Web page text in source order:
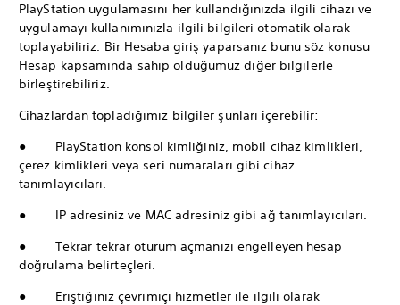
PlayStation uygulamasını her kullandığınızda ilgili cihazı ve
uygulamayı kullanımınızla ilgili bilgileri otomatik olarak
toplayabiliriz. Bir Hesaba giriş yaparsanız bunu söz konusu
Hesap kapsamında sahip olduğumuz diğer bilgilerle
birleştirebiliriz.
Cihazlardan topladığımız bilgiler şunları içerebilir:
● PlayStation konsol kimliğiniz, mobil cihaz kimlikleri,
çerez kimlikleri veya seri numaraları gibi cihaz
tanımlayıcıları.
● IP adresiniz ve MAC adresiniz gibi ağ tanımlayıcıları.
● Tekrar tekrar oturum açmanızı engelleyen hesap
doğrulama belirteçleri.
● Eriştiğiniz çevrimiçi hizmetler ile ilgili olarak